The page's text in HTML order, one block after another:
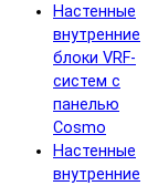
Настенные
внутренние
блоки VRF-
систем с
панелью
Cosmo
Настенные
внутренние